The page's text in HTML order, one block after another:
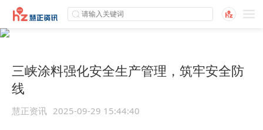
三峡涂料强化安全生产管理，筑牢安全防
线
慧正资讯 2025-09-29 15:44:40